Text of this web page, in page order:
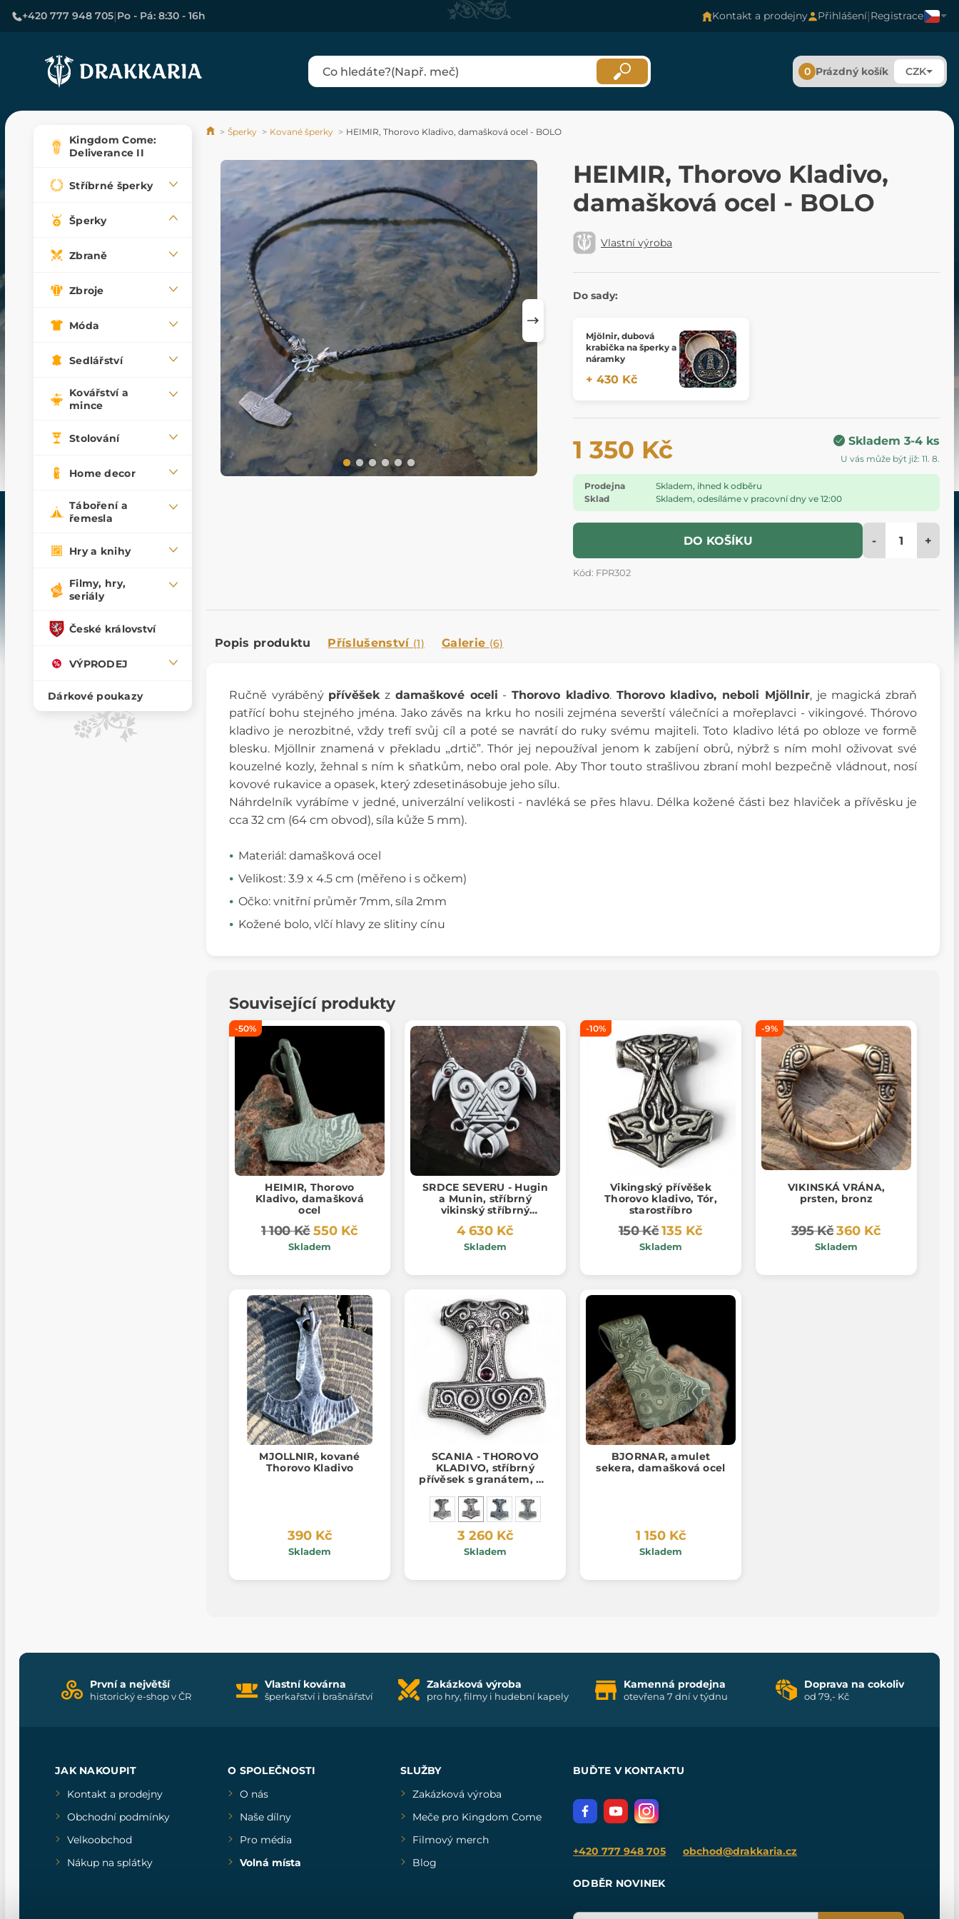
+420 777 948 705|Po - Pá: 8:30 - 16h Kontakt a prodejny Přihlášení|Registrace
0 Prázdný košík CZK
Kingdom Come:
Deliverance II
Stříbrné šperky
Šperky
Zbraně
Zbroje
Móda
Sedlářství
Kovářství a
mince
Stolování
Home decor
Táboření a
řemesla
Hry a knihy
Filmy, hry,
seriály
České království
VÝPRODEJ
Dárkové poukazy
Šperky Kované šperky HEIMIR, Thorovo Kladivo, damašková ocel - BOLO
HEIMIR, Thorovo Kladivo,
damašková ocel - BOLO
Vlastní výroba
Do sady:
Mjölnir, dubová
krabička na šperky a
náramky
+ 430 Kč
1 350 Kč Skladem 3-4 ks
U vás může být již: 11. 8.
Prodejna
Skladem, ihned k odběru
Sklad
Skladem, odesíláme v pracovní dny ve 12:00
DO KOŠÍKU - +
Kód: FPR302
Popis produktu Příslušenství (1) Galerie (6)
Ručně vyráběný přívěšekz damaškové oceli -Thorovo kladivo. Thorovo kladivo, neboli Mjöllnir, je magická zbraň
patřící bohu stejného jména.Jako závěs na krku ho nosili zejména severští válečníci a mořeplavci - vikingové. Thórovo
kladivo je nerozbitné, vždy trefí svůj cíl a poté se navrátí do ruky svému majiteli. Toto kladivo létá po obloze ve formě
blesku. Mjöllnir znamená v překladu „drtič”.Thór jej nepoužíval jenom k zabíjení obrů, nýbrž s ním mohl oživovat své
kouzelné kozly, žehnal s ním k sňatkům, nebo oral pole. Aby Thor touto strašlivou zbraní mohl bezpečně vládnout, nosí
kovové rukavice a opasek, který zdesetinásobuje jeho sílu.
Náhrdelník vyrábíme v jedné, univerzální velikosti - navléká se přes hlavu. Délka kožené části bez hlaviček a přívěsku je
cca 32 cm (64 cm obvod), síla kůže 5 mm).
Materiál: damašková ocel
Velikost: 3.9 x 4.5 cm (měřeno i s očkem)
Očko: vnitřní průměr 7mm, síla 2mm
Kožené bolo, vlčí hlavy ze slitiny cínu
Související produkty
-50%
HEIMIR, Thorovo
Kladivo, damašková
ocel
1 100 Kč550 Kč
Skladem
SRDCE SEVERU - Hugin
a Munin, stříbrný
vikinský stříbrný
4 630 Kč
Skladem
-10%
Vikingský přívěšek
Thorovo kladivo, Tór,
starostříbro
150 Kč135 Kč
Skladem
-9%
VIKINSKÁ VRÁNA,
prsten, bronz
395 Kč360 Kč
Skladem
MJOLLNIR, kované
Thorovo Kladivo
390 Kč
Skladem
SCANIA - THOROVO
KLADIVO, stříbrný
přívěsek s granátem, Ag
3 260 Kč
Skladem
BJORNAR, amulet
sekera, damašková ocel
1 150 Kč
Skladem
První a největší
historický e-shop v ČR
Vlastní kovárna
šperkařství i brašnářství
Zakázková výroba
pro hry, filmy i hudební kapely
Kamenná prodejna
otevřena 7 dní v týdnu
Doprava na cokoliv
od 79,- Kč
JAK NAKOUPIT
Kontakt a prodejny
Obchodní podmínky
Velkoobchod
Nákup na splátky
O SPOLEČNOSTI
O nás
Naše dílny
Pro média
Volná místa
SLUŽBY
Zakázková výroba
Meče pro Kingdom Come
Filmový merch
Blog
BUĎTE V KONTAKTU
+420 777 948 705 obchod@drakkaria.cz
ODBĚR NOVINEK